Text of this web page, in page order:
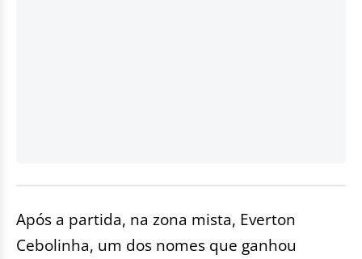
Após a partida, na zona mista, Everton
Cebolinha, um dos nomes que ganhou